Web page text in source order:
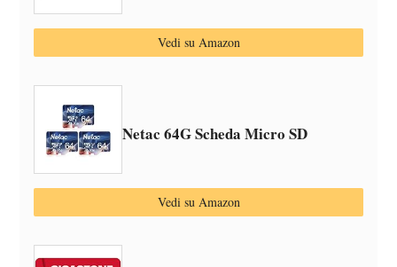
Vedi su Amazon
Netac 64G Scheda Micro SD
Vedi su Amazon